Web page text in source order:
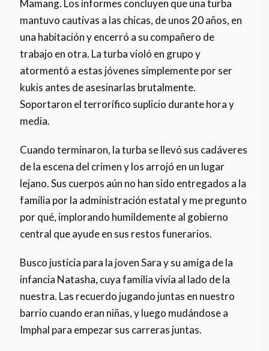
Mamang. Los informes concluyen que una turba
mantuvo cautivas a las chicas, de unos 20 años, en
una habitación y encerró a su compañero de
trabajo en otra. La turba violó en grupo y
atormentó a estas jóvenes simplemente por ser
kukis antes de asesinarlas brutalmente.
Soportaron el terrorífico suplicio durante hora y
media.
Cuando terminaron, la turba se llevó sus cadáveres
de la escena del crimen y los arrojó en un lugar
lejano. Sus cuerpos aún no han sido entregados a la
familia por la administración estatal y me pregunto
por qué, implorando humildemente al gobierno
central que ayude en sus restos funerarios.
Busco justicia para la joven Sara y su amiga de la
infancia Natasha, cuya familia vivía al lado de la
nuestra. Las recuerdo jugando juntas en nuestro
barrio cuando eran niñas, y luego mudándose a
Imphal para empezar sus carreras juntas.